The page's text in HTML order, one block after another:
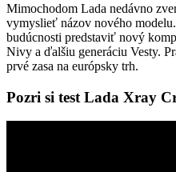
Mimochodom Lada nedávno
vymyslieť názov nového
budúcnosti predstaviť nový
Nivy a ďalšiu generáciu Vesty.
prvé zasa na európsky trh.
Pozri si test Lada Xray